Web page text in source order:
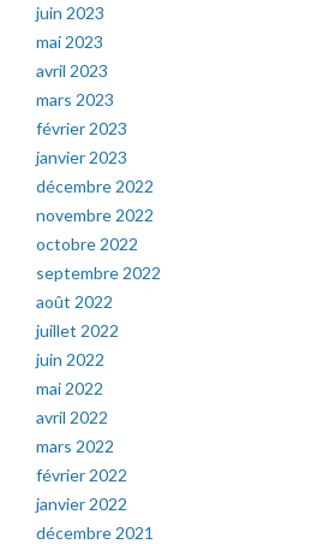
juin 2023
mai 2023
avril 2023
mars 2023
février 2023
janvier 2023
décembre 2022
novembre 2022
octobre 2022
septembre 2022
août 2022
juillet 2022
juin 2022
mai 2022
avril 2022
mars 2022
février 2022
janvier 2022
décembre 2021